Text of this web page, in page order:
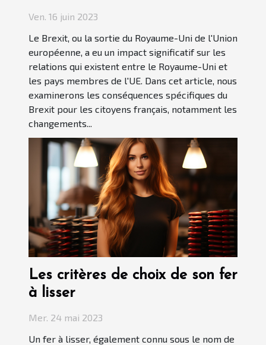
Ven. 16 juin 2023
Le Brexit, ou la sortie du Royaume-Uni de l'Union
européenne, a eu un impact significatif sur les
relations qui existent entre le Royaume-Uni et
les pays membres de l'UE. Dans cet article, nous
examinerons les conséquences spécifiques du
Brexit pour les citoyens français, notamment les
changements...
Les critères de choix de son fer
à lisser
Mer. 24 mai 2023
Un fer à lisser, également connu sous le nom de